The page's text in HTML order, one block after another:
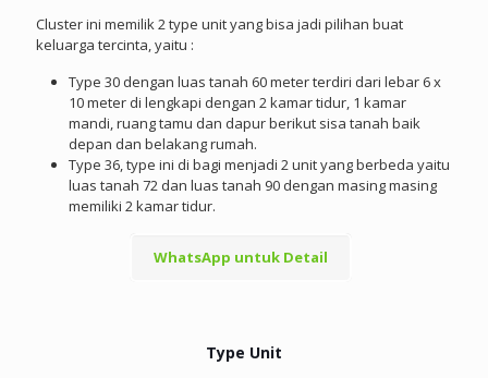
Cluster ini memilik 2 type unit yang bisa jadi pilihan buat
keluarga tercinta, yaitu :
Type 30 dengan luas tanah 60 meter terdiri dari lebar 6 x
10 meter di lengkapi dengan 2 kamar tidur, 1 kamar
mandi, ruang tamu dan dapur berikut sisa tanah baik
depan dan belakang rumah.
Type 36, type ini di bagi menjadi 2 unit yang berbeda yaitu
luas tanah 72 dan luas tanah 90 dengan masing masing
memiliki 2 kamar tidur.
WhatsApp untuk Detail
Type Unit